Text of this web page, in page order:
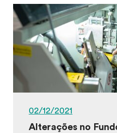
02/12/2021
Alterações no